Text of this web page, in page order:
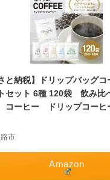
と納税】ドリップバッグ
セット 6種 120袋 飲み
ーヒー ドリップコーヒ
市
Amazon